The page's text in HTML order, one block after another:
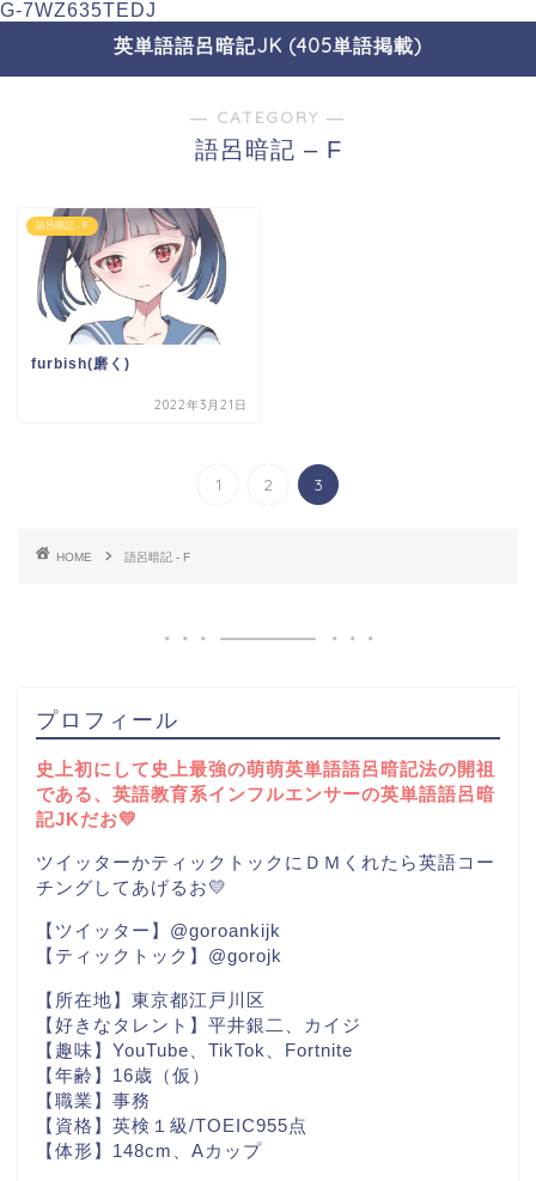
G-7WZ635TEDJ
英単語語呂暗記JK (405単語掲載)
― CATEGORY ―
語呂暗記 – F
語呂暗記 - F
furbish(磨く)
2022年3月21日
1 2 3
HOME 語呂暗記 - F
プロフィール
史上初にして史上最強の萌萌英単語語呂暗記法の開祖
である、英語教育系インフルエンサーの英単語語呂暗
記JKだお💛
ツイッターかティックトックにＤＭくれたら英語コー
チングしてあげるお💛
【ツイッター】@goroankijk
【ティックトック】@gorojk
【所在地】東京都江戸川区
【好きなタレント】平井銀二、カイジ
【趣味】YouTube、TikTok、Fortnite
【年齢】16歳（仮）
【職業】事務
【資格】英検１級/TOEIC955点
【体形】148cm、Aカップ